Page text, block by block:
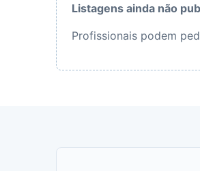
Listagens ainda não
Profissionais podem